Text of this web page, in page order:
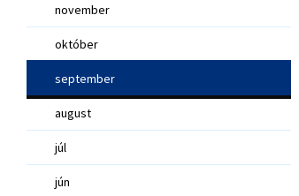
november
október
september
august
júl
jún